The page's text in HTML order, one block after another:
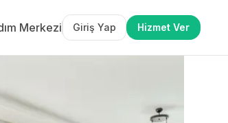
Merkezi Giriş Yap Hizmet Ver